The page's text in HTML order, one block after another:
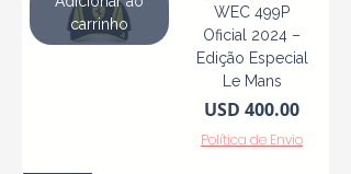
carrinho
WEC 499P
Oficial 2024 –
Edição Especial
Le Mans
Precio
USD 400.00
Política de Envio